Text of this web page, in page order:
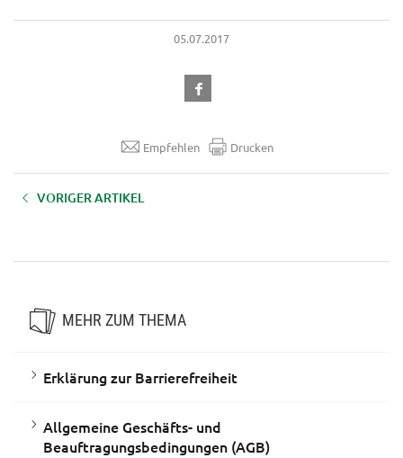
05.07.2017
Empfehlen Drucken
VORIGER ARTIKEL
MEHR ZUM THEMA
Erklärung zur Barrierefreiheit
Allgemeine Geschäfts- und
Beauftragungsbedingungen (AGB)